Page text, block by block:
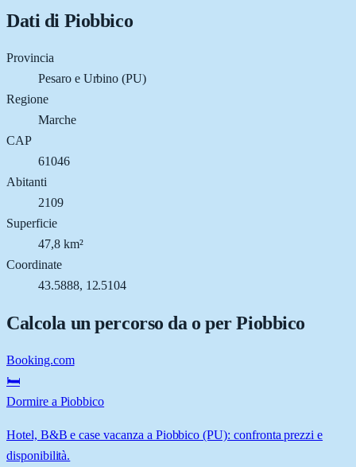
Dati di Piobbico
Provincia
Pesaro e Urbino (PU)
Regione
Marche
CAP
61046
Abitanti
2109
Superficie
47,8 km²
Coordinate
43.5888, 12.5104
Calcola un percorso da o perPiobbico
Booking.com
🛏️
Dormire a Piobbico
Hotel, B&B e case vacanza a Piobbico (PU): confronta prezzi e
disponibilità.